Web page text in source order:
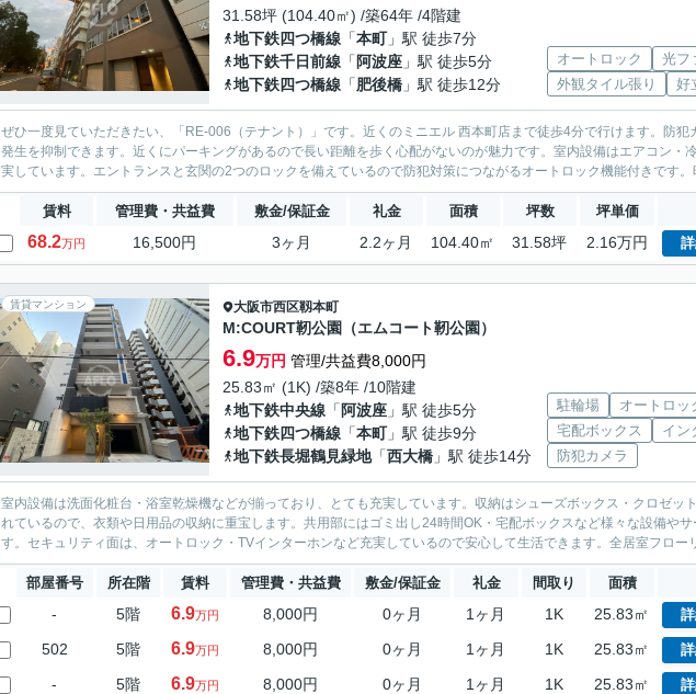
31.58坪 (104.40㎡) /築64年 /4階建
地下鉄四つ橋線 「本町」駅 徒歩7分
地下鉄千日前線 「 阿波座 」駅 徒歩5分
地下鉄四つ橋線 「肥後橋 」駅 徒歩12分
オートロック 光フ
外観タイル張り
好
ぜひ一度見ていただきたい、「RE-006（テナント）」です。近くのミニエル 西本町店まで徒歩4分で行けます。防
発生を抑制できます。近くにパーキングがあるので長い距離を歩く心配がないのが魅力です。室内設備はエアコン・
実しています。エントランスと玄関の2つのロックを備えているので防犯対策につながるオートロック機能付きです。
賃料 管理費・共益費 敷金/保証金 礼金 面積 坪数 坪単価
68.2万円 16,500円 3ヶ月 2.2ヶ月 104.40㎡ 31.58坪 2.16万円
賃貸マンション 大阪市西区靱本町
M:COURT靭公園（エムコート靭公園）
6.9万円 管理/共益費8,000円
25.83㎡ (1K) /築8年 /10階建
地下鉄中央線 「 阿波座 」駅 徒歩5分
地下鉄四つ橋線 「本町」駅 徒歩9分
地下鉄長堀鶴見緑地「西大橋 」駅 徒歩14分
駐輪場 オートロッ
宅配ボックス
イン
防犯カメラ
室内設備は洗面化粧台・浴室乾燥機などが揃っており、とても充実しています。収納はシューズボックス・クロゼッ
れているので、衣類や日用品の収納に重宝します。共用部にはゴミ出し24時間OK・宅配ボックスなど様々な設備や
す。セキュリティ面は、オートロック・TVインターホンなど充実しているので安心して生活できます。全居室フロー
部屋番号 所在階 賃料 管理費・共益費 敷金/保証金 礼金 間取り 面積
- 5階 6.9万円 8,000円 0ヶ月 1ヶ月 1K 25.83㎡
502 5階 6.9万円 8,000円 0ヶ月 1ヶ月 1K 25.83㎡
- 5階 6.9万円 8,000円 0ヶ月 1ヶ月 1K 25.83㎡